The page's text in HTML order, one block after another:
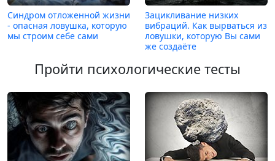
Синдром отложенной жизни
- опасная ловушка, которую
мы строим себе сами
Зацикливание низких
вибраций. Как вырваться из
ловушки, которую Вы сами
же создаёте
Пройти психологические тесты